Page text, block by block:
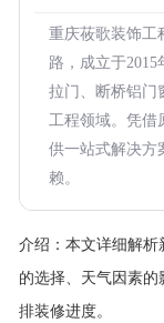
重庆莜歌装饰工
路，成立于
拉门、断桥铝门
工程领域。凭借
供一站式解决方
赖。
介绍： 本文详细解析
的选择、天气因素
排装修进度。